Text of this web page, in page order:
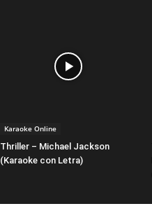
Karaoke Online
Thriller – Michael Jackson
(Karaoke con Letra)